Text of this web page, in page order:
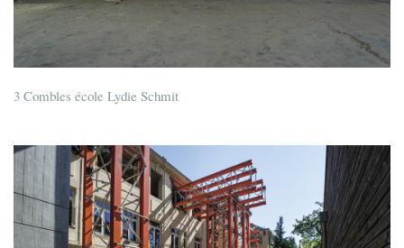
3 Combles école Lydie Schmit